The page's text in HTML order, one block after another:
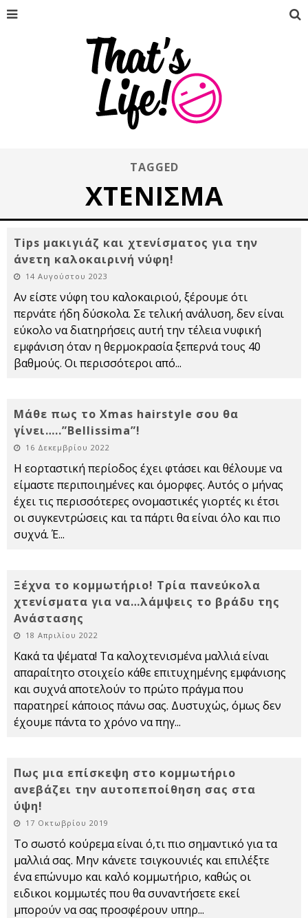
TAGGED
ΧΤΈΝΙΣΜΑ
Tips μακιγιάζ και χτενίσματος για την
άνετη καλοκαιρινή νύφη!
14 Αυγούστου 2023
Αν είστε νύφη του καλοκαιριού, ξέρουμε ότι
περνάτε ήδη δύσκολα. Σε τελική ανάλυση, δεν είναι
εύκολο να διατηρήσεις αυτή την τέλεια νυφική
εμφάνιση όταν η θερμοκρασία ξεπερνά τους 40
βαθμούς. Οι περισσότεροι από...
Μάθε πως το Xmas hairstyle σου θα
γίνει…..”Bellissima”!
16 Δεκεμβρίου 2022
Η εορταστική περίοδος έχει φτάσει και θέλουμε να
είμαστε περιποιημένες και όμορφες. Αυτός ο μήνας
έχει τις περισσότερες ονομαστικές γιορτές κι έτσι
οι συγκεντρώσεις και τα πάρτι θα είναι όλο και πιο
συχνά. Έ...
Ξέχνα το κομμωτήριο! Τρία πανεύκολα
χτενίσματα για να…λάμψεις το βράδυ της
Ανάστασης
18 Απριλίου 2022
Κακά τα ψέματα! Τα καλοχτενισμένα μαλλιά είναι
απαραίτητο στοιχείο κάθε επιτυχημένης εμφάνισης
και συχνά αποτελούν το πρώτο πράγμα που
παρατηρεί κάποιος πάνω σας. Δυστυχώς, όμως δεν
έχουμε πάντα το χρόνο να πηγ...
Πως μια επίσκεψη στο κομμωτήριο
ανεβάζει την αυτοπεποίθηση σας στα
ύψη!
17 Οκτωβρίου 2019
Το σωστό κούρεμα είναι ό,τι πιο σημαντικό για τα
μαλλιά σας. Μην κάνετε τσιγκουνιές και επιλέξτε
ένα επώνυμο και καλό κομμωτήριο, καθώς οι
ειδικοι κομμωτές που θα συναντήσετε εκεί
μπορούν να σας προσφέρουν υπηρ...